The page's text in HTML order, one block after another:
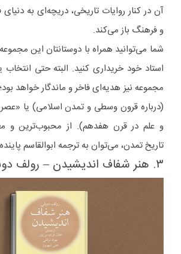
آن در کنار روایات تاریخی، دریچه‌ای‌ به
و فرهنگ باز می‌کند.
شما می‌توانید همراه با دوستانتان این
استاد خود خریداری کنید. البته حتی
مجموعه نیز هدیه‌ای فاخر و ماندگار خواهد
(درباره قرون وسطی و تمدن اسلامی) یا «عصر
و علم در قرن هفدهم). از محبوب‌ترین و
تاریخ تمدن، می‌توان به ترجمه ابوالقاسم
۳. هنر شفاف اندیشیدن – رولف دوبلی